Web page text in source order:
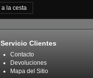
Servicio Clientes
Contacto
Devoluciones
Mapa del Sitio